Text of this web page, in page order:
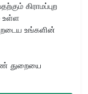
கிராமப்புற
உள்ள
உங்களின்
துறையை